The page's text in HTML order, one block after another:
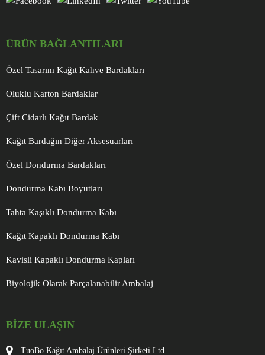
ÜRÜN BAĞLANTILARI
Özel Tasarım Kağıt Kahve Bardakları
Oluklu Karton Bardaklar
Çift Cidarlı Kağıt Bardak
Kağıt Bardağın Diğer Aksesuarları
Özel Dondurma Bardakları
Dondurma Kabı Boyutları
Tahta Kaşıklı Dondurma Kabı
Kağıt Kapaklı Dondurma Kabı
Kavisli Kapaklı Dondurma Kapları
Biyolojik Olarak Parçalanabilir Ambalaj
BIZE ULAŞIN
TuoBo Kağıt Ambalaj Ürünleri Şirketi Ltd.